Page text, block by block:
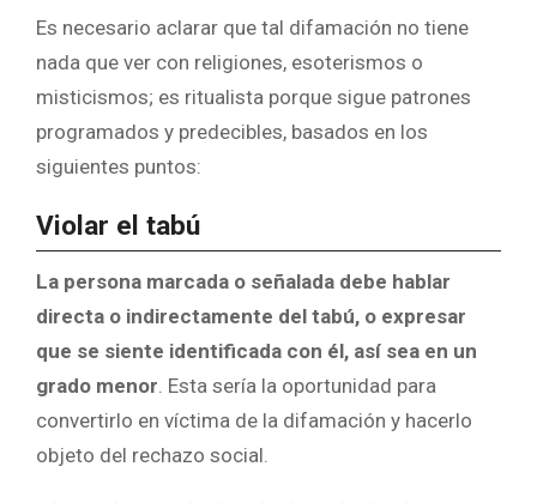
Es necesario aclarar que tal difamación no tiene
nada que ver con religiones, esoterismos o
misticismos; es ritualista porque sigue patrones
programados y predecibles, basados en los
siguientes puntos:
Violar el tabú
La persona marcada o señalada debe hablar
directa o indirectamente del tabú, o expresar
que se siente identificada con él, así sea en un
grado menor . Esta sería la oportunidad para
convertirlo en víctima de la difamación y hacerlo
objeto del rechazo social.